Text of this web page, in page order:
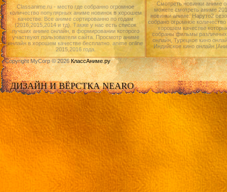
Classanime.ru - место где собранно огромное
количество популярных аниме новинок в хорошем
качестве. Все аниме сортированно по годам
(2016,2015,2014 и тд). Также у нас есть список
лучших аниме онлайн, в формировании которого
участвуют пользователи сайта. Просмотр аниме
онлайн в хорошем качестве бесплатно. anime online
2015,2016 года.
Смотреть новинки аниме
можете смотреть аниме
новинки аниме: Наруто2
собрано огромное
хорошем качестве
собраны фильмы различных
онлайн, Турецкое кино
Индийское кино
Copyright MyCorp © 2026КлассАниме.ру
ДИЗАЙН И ВЁРСТКА NEARO